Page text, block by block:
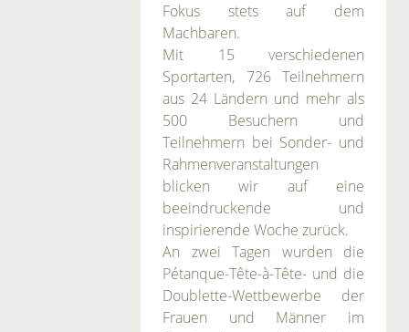
Fokus stets auf dem
Machbaren.
Mit 15 verschiedenen
Sportarten, 726 Teilnehmern
aus 24 Ländern und mehr als
500 Besuchern und
Teilnehmern bei Sonder- und
Rahmenveranstaltungen
blicken wir auf eine
beeindruckende und
inspirierende Woche zurück.
An zwei Tagen wurden die
Pétanque-Tête-à-Tête- und die
Doublette-Wettbewerbe der
Frauen und Männer im